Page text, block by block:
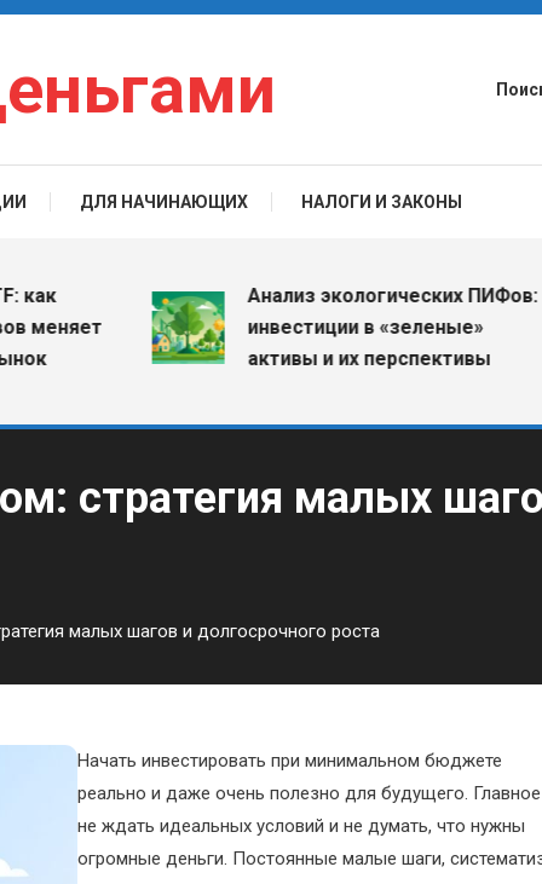
ДЛЯ НАЧИНАЮЩИХ НАЛОГИ И ЗАКОНЫ
Анализ экологических ПИФов:
инвестиции в «зеленые»
активы и их перспективы
стратегия малых
малых шагов и долгосрочного роста
Начать инвестировать при минимальном бюджете
реально и даже очень полезно для будущего.
не ждать идеальных условий и не думать, что нужны
огромные деньги. Постоянные малые шаги,